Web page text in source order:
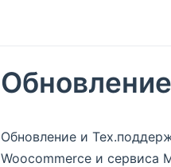
Обновление и
Woocommerce и сервиса